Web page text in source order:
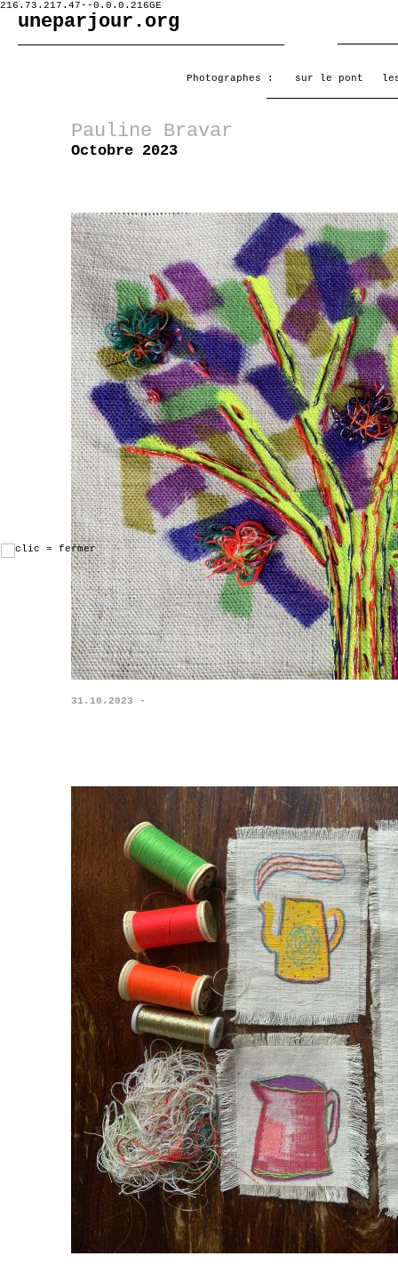
216.73.217.47--0.0.0.216GE
uneparjour.org
Photographes : sur le pont
Pauline Bravar
Octobre 2023
31.10.2023 -